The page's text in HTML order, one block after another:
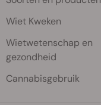
Wiet Kweken
Wietwetenschap en
gezondheid
Cannabisgebruik